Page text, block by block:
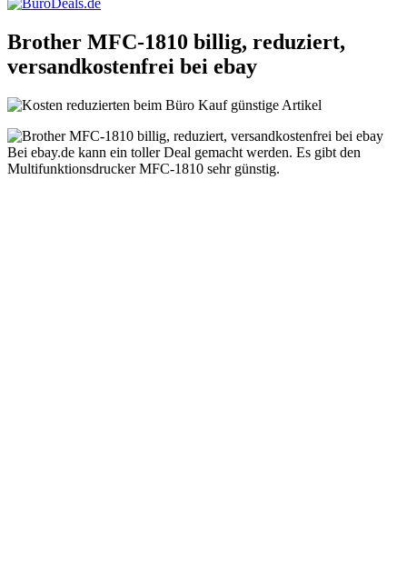
Brother MFC-1810 billig, reduziert,
versandkostenfrei bei ebay
Bei ebay.de kann ein toller Deal gemacht werden. Es gibt den
Multifunktionsdrucker MFC-1810 sehr günstig.